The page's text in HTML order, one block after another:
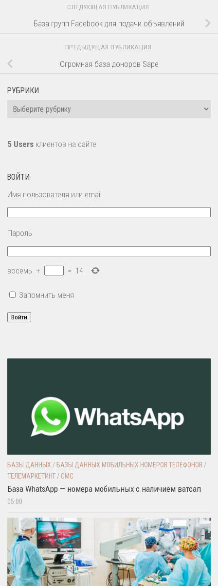
СЛЕДУЮЩАЯ ПУБЛИКАЦИЯ
База групп Facebook для подачи объявлений
ПРЕДЫДУЩАЯ ПУБЛИКАЦИЯ
Огромная база доноров Sape
РУБРИКИ
Рубрики
5 Users клиентов на сайте
ВОЙТИ
Имя пользователя или email
Пароль
восемь + = 14
Запомнить меня
Войти
БАЗЫ ДАННЫХ / БАЗЫ ДАННЫХ МОБИЛЬНЫХ НОМЕРОВ ТЕЛЕФОНОВ /
ТЕЛЕМАРКЕТИНГ / СМС
База WhatsApp — номера мобильных с наличием ватсап
05:00